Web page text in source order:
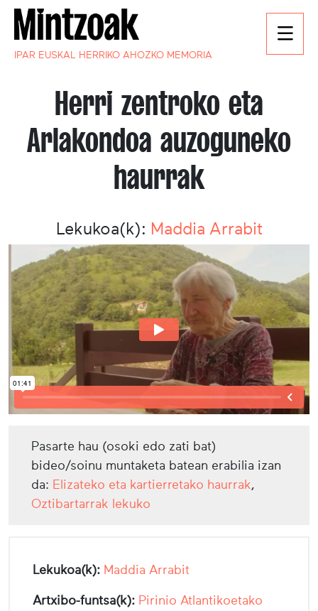
IPAR EUSKAL HERRIKO AHOZKO MEMORIA
Herri zentroko eta
Arlakondoa auzoguneko
haurrak
Lekukoa(k): Maddia Arrabit
Pasarte hau (osoki edo zati bat)
bideo/soinu muntaketa batean erabilia izan
da: Elizateko eta kartierretako haurrak,
Oztibartarrak lekuko
Lekukoa(k): Maddia Arrabit
Artxibo-funtsa(k): Pirinio Atlantikoetako